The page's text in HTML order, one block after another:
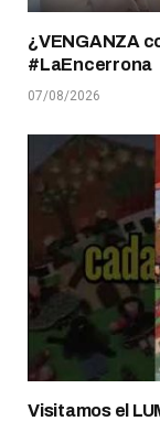
¿VENGANZA
#LaEncerrona
07/08/2026
Visitamos el